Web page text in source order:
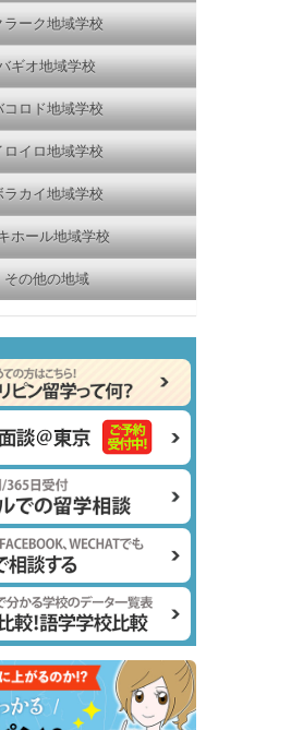
ラーク地域学校
ギオ地域学校
コロド地域学校
ロイロ地域学校
ラカイ地域学校
ホール地域学校
その他の地域